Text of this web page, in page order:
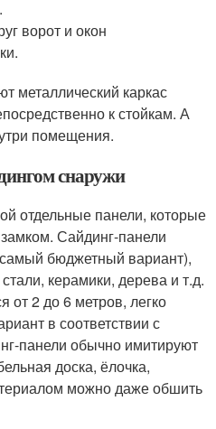
ворот и окон
металлический каркас
к стойкам. А
помещения.
снаружи
отдельные панели, которые
Сайдинг-панели
бюджетный вариант),
керамики, дерева и т.д.
от 2 до 6 метров, легко
в соответствии с
панели обычно имитируют
доска, ёлочка,
можно даже обшить